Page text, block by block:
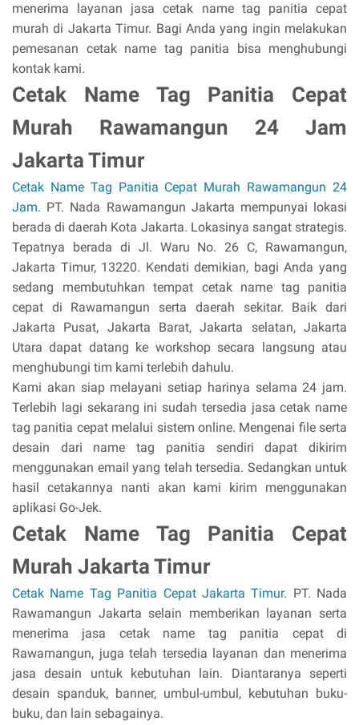
menerima layanan jasa cetak name tag panitia cepat
murah di Jakarta Timur. Bagi Anda yang ingin melakukan
pemesanan cetak name tag panitia bisa menghubungi
kontak kami.
Cetak Name Tag Panitia Cepat
Murah Rawamangun 24 Jam
Jakarta Timur
Cetak Name Tag Panitia Cepat Murah Rawamangun 24
Jam. PT. Nada Rawamangun Jakarta mempunyai lokasi
berada di daerah Kota Jakarta. Lokasinya sangat strategis.
Tepatnya berada di Jl. Waru No. 26 C, Rawamangun,
Jakarta Timur, 13220. Kendati demikian, bagi Anda yang
sedang membutuhkan tempat cetak name tag panitia
cepat di Rawamangun serta daerah sekitar. Baik dari
Jakarta Pusat, Jakarta Barat, Jakarta selatan, Jakarta
Utara dapat datang ke workshop secara langsung atau
menghubungi tim kami terlebih dahulu.
Kami akan siap melayani setiap harinya selama 24 jam.
Terlebih lagi sekarang ini sudah tersedia jasa cetak name
tag panitia cepat melalui sistem online. Mengenai file serta
desain dari name tag panitia sendiri dapat dikirim
menggunakan email yang telah tersedia. Sedangkan untuk
hasil cetakannya nanti akan kami kirim menggunakan
aplikasi Go-Jek.
Cetak Name Tag Panitia Cepat
Murah Jakarta Timur
Cetak Name Tag Panitia Cepat Jakarta Timur. PT. Nada
Rawamangun Jakarta selain memberikan layanan serta
menerima jasa cetak name tag panitia cepat di
Rawamangun, juga telah tersedia layanan dan menerima
jasa desain untuk kebutuhan lain. Diantaranya seperti
desain spanduk, banner, umbul-umbul, kebutuhan buku-
buku, dan lain sebagainya.